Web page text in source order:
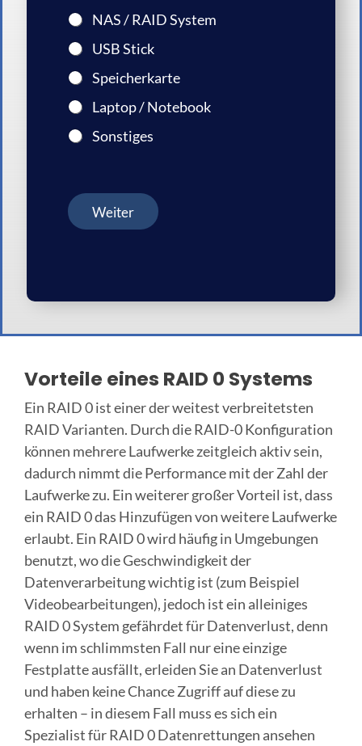
NAS / RAID System
USB Stick
Speicherkarte
Laptop / Notebook
Sonstiges
Weiter
Vorteile eines RAID 0 Systems
Ein RAID 0 ist einer der weitest verbreitetsten
RAID Varianten. Durch die RAID-0 Konfiguration
können mehrere Laufwerke zeitgleich aktiv sein,
dadurch nimmt die Performance mit der Zahl der
Laufwerke zu. Ein weiterer großer Vorteil ist, dass
ein RAID 0 das Hinzufügen von weitere Laufwerke
erlaubt. Ein RAID 0 wird häufig in Umgebungen
benutzt, wo die Geschwindigkeit der
Datenverarbeitung wichtig ist (zum Beispiel
Videobearbeitungen), jedoch ist ein alleiniges
RAID 0 System gefährdet für Datenverlust, denn
wenn im schlimmsten Fall nur eine einzige
Festplatte ausfällt, erleiden Sie an Datenverlust
und haben keine Chance Zugriff auf diese zu
erhalten – in diesem Fall muss es sich ein
Spezialist für RAID 0 Datenrettungen ansehen